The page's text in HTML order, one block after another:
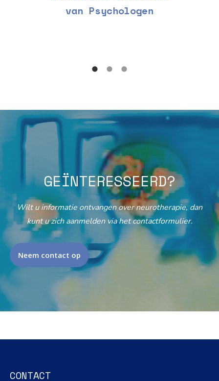
van Psychologen
GEÏNTERESSEERD?
Wilt u informatie ontvangen over neurotherapie, dan
kunt u zich aanmelden via het contactformulier.
Neem contact op
CONTACT